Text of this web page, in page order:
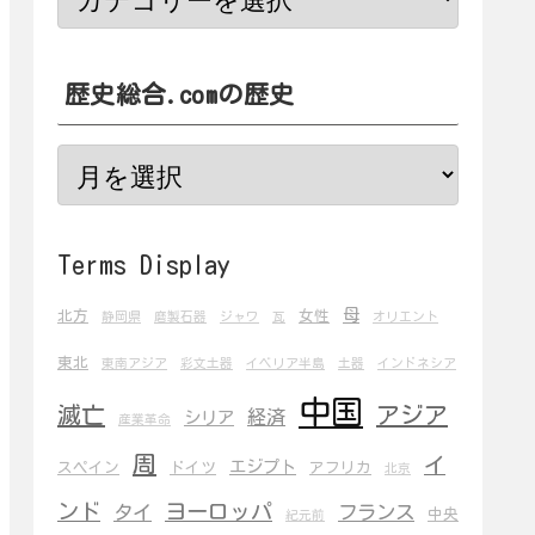
歴史総合.comの歴史
Terms Display
北方 静岡県 磨製石器 ジャワ 瓦 女性 母 オリエント
東北 東南アジア 彩文土器 イベリア半島 土器 インドネシア
滅亡 産業革命 シリア 経済 中国 アジア
スペイン 周 ドイツ エジプト アフリカ 北京 イ
ンド タイ ヨーロッパ 紀元前 フランス 中央